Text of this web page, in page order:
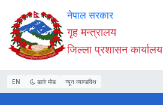
Accessibility
Mode
सुरु
गर्नुहोस्
सामाग्री
पढ्नुहाेस्
नेभिगेसन
पढ्नुहाेस्
वेबसाइट
खोजमा
जानुहोस्
नेपाल सरकार
गृह मन्त्रालय
जिल्ला प्रशासन
EN डार्क मोड न्यून व्यान्डविथ